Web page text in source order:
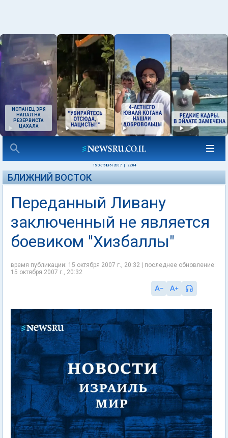
ИСПАНЕЦ ЗРЯ
НАПАЛ НА
РЕЗЕРВИСТА
ЦАХАЛА
15 ОКТЯБРЯ 2007 22:04
БЛИЖНИЙ ВОСТОК
Переданный Ливану
заключенный не является
боевиком "Хизбаллы"
время публикации: 15 октября 2007 г., 20:32 | последнее обновление:
15 октября 2007 г., 20:32